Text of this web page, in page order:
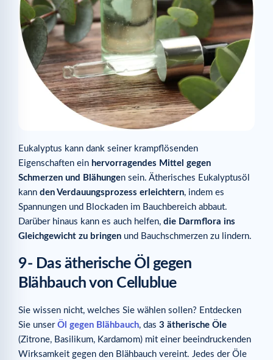
Eukalyptus kann dank seiner krampflösenden
Eigenschaften ein hervorragendes Mittel gegen
Schmerzen und Blähungen sein. Ätherisches Eukalyptusöl
kann den Verdauungsprozess erleichtern, indem es
Spannungen und Blockaden im Bauchbereich abbaut.
Darüber hinaus kann es auch helfen, die Darmflora ins
Gleichgewicht zu bringen und Bauchschmerzen zu lindern.
9- Das ätherische Öl gegen
Blähbauch von Cellublue
Sie wissen nicht, welches Sie wählen sollen? Entdecken
Sie unser Öl gegen Blähbauch, das 3 ätherische Öle
(Zitrone, Basilikum, Kardamom) mit einer beeindruckenden
Wirksamkeit gegen den Blähbauch vereint. Jedes der Öle